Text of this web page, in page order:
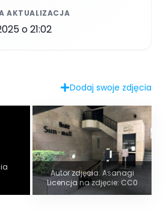
AKTUALIZACJA
o 21:02
Dodaj swoje zdjęcia
Autor zdjęcia: Asanagi
Licencja na zdjęcie: CC0